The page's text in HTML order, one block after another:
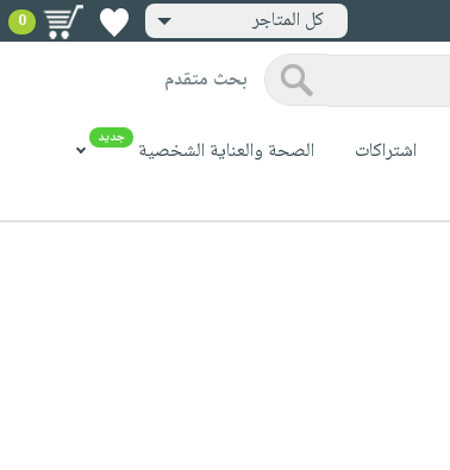
كل المتاجر 0
بحث متقدم
اشتراكات الصحة والعناية الشخصية جديد